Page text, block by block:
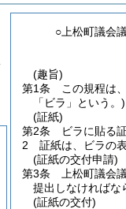
○上松町議会
(趣旨)
第1条
この規程は
「ビラ」という。)
(証紙)
第2条
ビラに貼る
2
証紙は、ビラの
(証紙の交付申請)
第3条
上松町議会
提出しなければな
(証紙の交付)